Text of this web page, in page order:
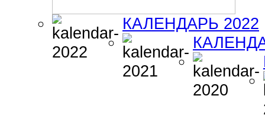
КАЛЕНДАРЬ 2022